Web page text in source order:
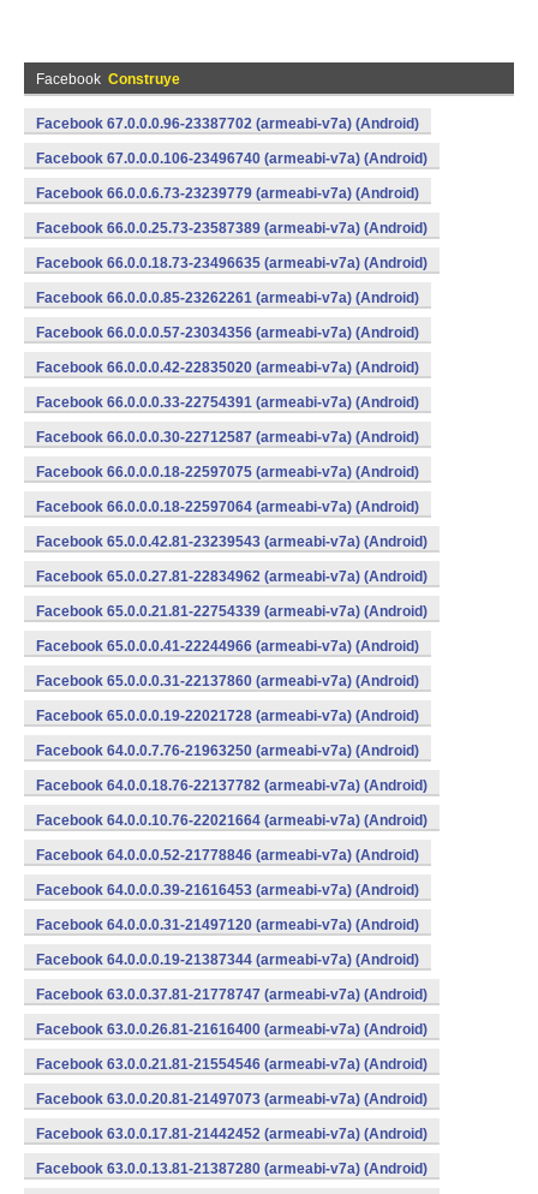
Facebook Construye
Facebook 67.0.0.0.96-23387702 (armeabi-v7a) (Android)
Facebook 67.0.0.0.106-23496740 (armeabi-v7a) (Android)
Facebook 66.0.0.6.73-23239779 (armeabi-v7a) (Android)
Facebook 66.0.0.25.73-23587389 (armeabi-v7a) (Android)
Facebook 66.0.0.18.73-23496635 (armeabi-v7a) (Android)
Facebook 66.0.0.0.85-23262261 (armeabi-v7a) (Android)
Facebook 66.0.0.0.57-23034356 (armeabi-v7a) (Android)
Facebook 66.0.0.0.42-22835020 (armeabi-v7a) (Android)
Facebook 66.0.0.0.33-22754391 (armeabi-v7a) (Android)
Facebook 66.0.0.0.30-22712587 (armeabi-v7a) (Android)
Facebook 66.0.0.0.18-22597075 (armeabi-v7a) (Android)
Facebook 66.0.0.0.18-22597064 (armeabi-v7a) (Android)
Facebook 65.0.0.42.81-23239543 (armeabi-v7a) (Android)
Facebook 65.0.0.27.81-22834962 (armeabi-v7a) (Android)
Facebook 65.0.0.21.81-22754339 (armeabi-v7a) (Android)
Facebook 65.0.0.0.41-22244966 (armeabi-v7a) (Android)
Facebook 65.0.0.0.31-22137860 (armeabi-v7a) (Android)
Facebook 65.0.0.0.19-22021728 (armeabi-v7a) (Android)
Facebook 64.0.0.7.76-21963250 (armeabi-v7a) (Android)
Facebook 64.0.0.18.76-22137782 (armeabi-v7a) (Android)
Facebook 64.0.0.10.76-22021664 (armeabi-v7a) (Android)
Facebook 64.0.0.0.52-21778846 (armeabi-v7a) (Android)
Facebook 64.0.0.0.39-21616453 (armeabi-v7a) (Android)
Facebook 64.0.0.0.31-21497120 (armeabi-v7a) (Android)
Facebook 64.0.0.0.19-21387344 (armeabi-v7a) (Android)
Facebook 63.0.0.37.81-21778747 (armeabi-v7a) (Android)
Facebook 63.0.0.26.81-21616400 (armeabi-v7a) (Android)
Facebook 63.0.0.21.81-21554546 (armeabi-v7a) (Android)
Facebook 63.0.0.20.81-21497073 (armeabi-v7a) (Android)
Facebook 63.0.0.17.81-21442452 (armeabi-v7a) (Android)
Facebook 63.0.0.13.81-21387280 (armeabi-v7a) (Android)